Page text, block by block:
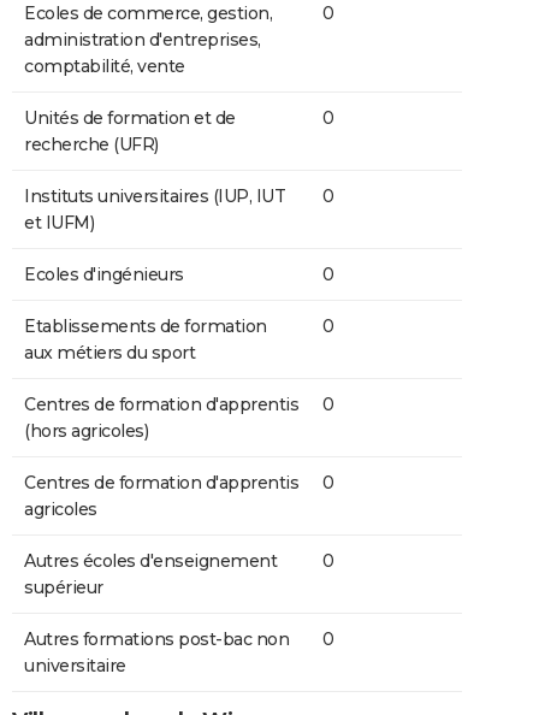
Ecoles de commerce, gestion,
administration d'entreprises,
comptabilité, vente
0
Unités de formation et de
recherche (UFR)
0
Instituts universitaires (IUP, IUT
et IUFM)
0
Ecoles d'ingénieurs 0
Etablissements de formation
aux métiers du sport
0
Centres de formation d'apprentis
(hors agricoles)
0
Centres de formation d'apprentis
agricoles
0
Autres écoles d'enseignement
supérieur
0
Autres formations post-bac non
universitaire
0